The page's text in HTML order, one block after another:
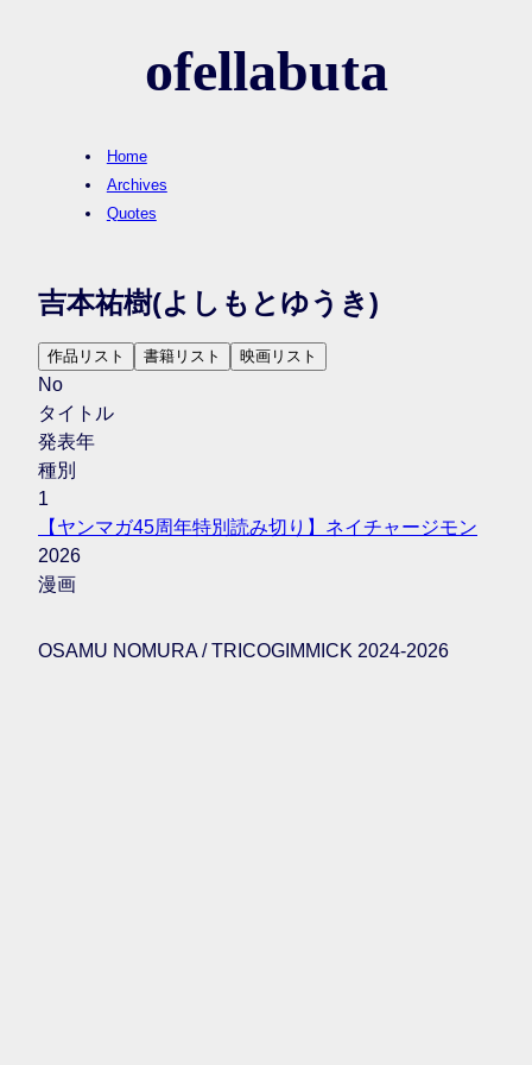
ofellabuta
Home
Archives
Quotes
吉本祐樹(よしもとゆうき)
作品リスト 書籍リスト 映画リスト
No
タイトル
発表年
種別
1
【ヤンマガ45周年特別読み切り】ネイチャージモン
2026
漫画
OSAMU NOMURA / TRICOGIMMICK 2024-2026